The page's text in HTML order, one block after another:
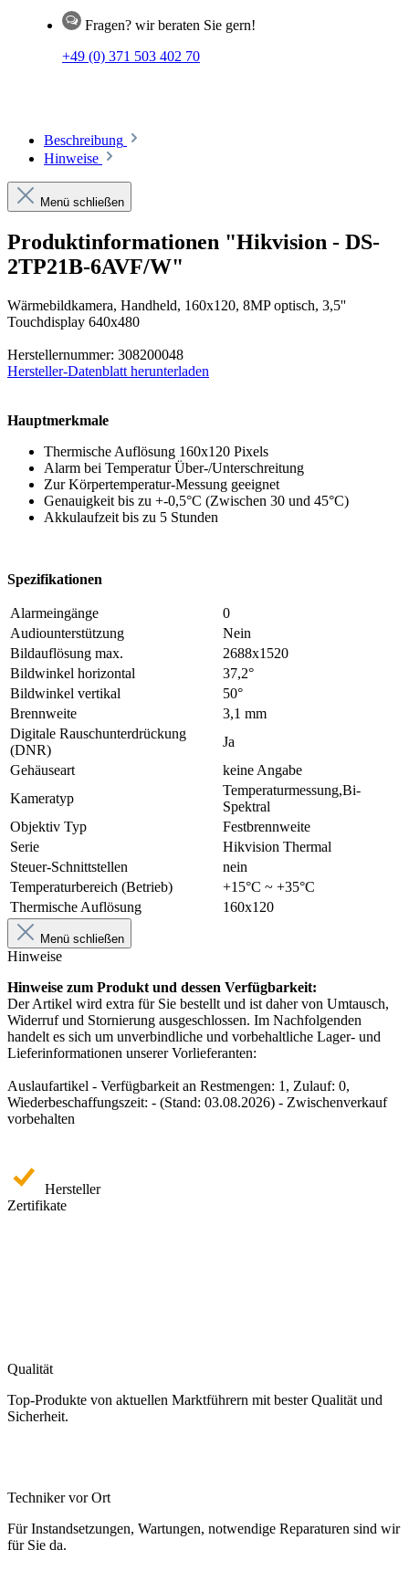
Fragen? wir beraten Sie gern!
+49 (0) 371 503 402 70
Beschreibung
Hinweise
Menü schließen
Produktinformationen "Hikvision - DS-
2TP21B-6AVF/W"
Wärmebildkamera, Handheld, 160x120, 8MP optisch, 3,5''
Touchdisplay 640x480
Herstellernummer: 308200048
Hersteller-Datenblatt herunterladen
Hauptmerkmale
Thermische Auflösung 160x120 Pixels
Alarm bei Temperatur Über-/Unterschreitung
Zur Körpertemperatur-Messung geeignet
Genauigkeit bis zu +-0,5°C (Zwischen 30 und 45°C)
Akkulaufzeit bis zu 5 Stunden
Spezifikationen
Alarmeingänge
0
Audiounterstützung
Nein
Bildauflösung max.
2688x1520
Bildwinkel horizontal
37,2°
Bildwinkel vertikal
50°
Brennweite
3,1 mm
Digitale Rauschunterdrückung
(DNR)
Ja
Gehäuseart
keine Angabe
Kameratyp
Temperaturmessung,Bi-
Spektral
Objektiv Typ
Festbrennweite
Serie
Hikvision Thermal
Steuer-Schnittstellen
nein
Temperaturbereich (Betrieb)
+15°C ~ +35°C
Thermische Auflösung
160x120
Menü schließen
Hinweise
Hinweise zum Produkt und dessen Verfügbarkeit:
Der Artikel wird extra für Sie bestellt und ist daher von Umtausch,
Widerruf und Stornierung ausgeschlossen. Im Nachfolgenden
handelt es sich um unverbindliche und vorbehaltliche Lager- und
Lieferinformationen unserer Vorlieferanten:
Auslaufartikel - Verfügbarkeit an Restmengen: 1, Zulauf: 0,
Wiederbeschaffungszeit: - (Stand: 03.08.2026) - Zwischenverkauf
vorbehalten
Hersteller
Zertifikate
Qualität
Top-Produkte von aktuellen Marktführern mit bester Qualität und
Sicherheit.
Techniker vor Ort
Für Instandsetzungen, Wartungen, notwendige Reparaturen sind wir
für Sie da.